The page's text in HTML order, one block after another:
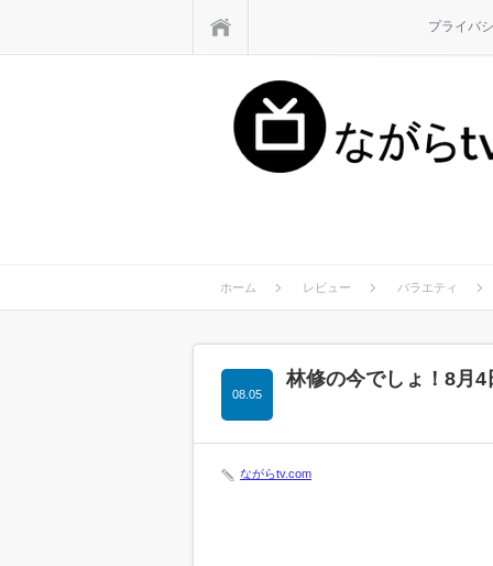
プライバ
ホーム レビュー バラエティ
林修の今でしょ！8月4
08.05
ながらtv.com